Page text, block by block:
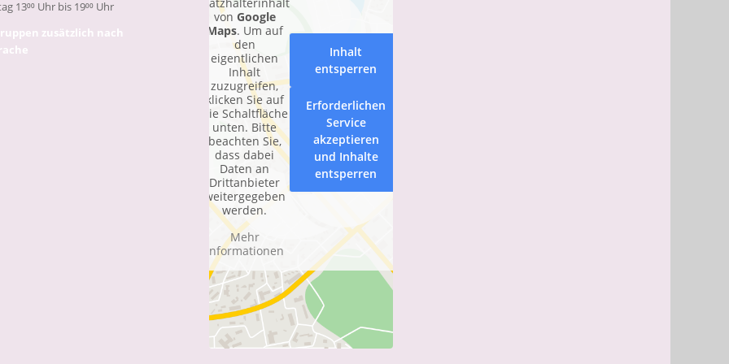
13⁰⁰ Uhr bis 19⁰⁰ Uhr
zusätzlich nach
von Google
Maps. Um auf
den
eigentlichen
Inhalt
zuzugreifen,
klicken Sie auf
die Schaltfläche
unten. Bitte
beachten Sie,
dass dabei
Daten an
Drittanbieter
weitergegeben
werden.
Mehr
Informationen
Inhalt
entsperren
Erforderlichen
Service
akzeptieren
und Inhalte
entsperren